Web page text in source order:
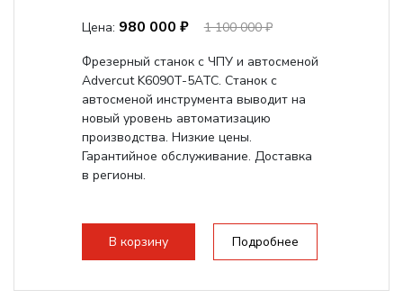
Цена: 980 000 ₽
1 100 000 ₽
Фрезерный станок с ЧПУ и автосменой
Advercut K6090T-5ATC. Станок с
автосменой инструмента выводит на
новый уровень автоматизацию
производства. Низкие цены.
Гарантийное обслуживание. Доставка
в регионы.
В корзину Подробнее